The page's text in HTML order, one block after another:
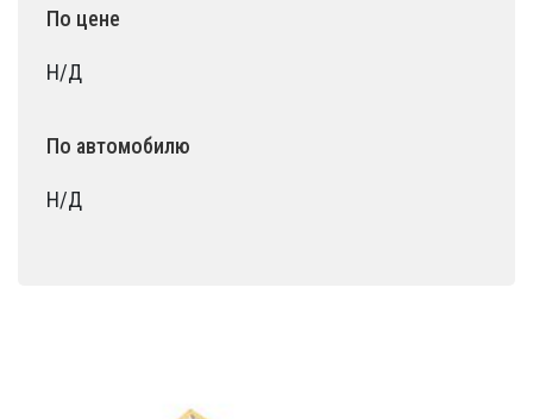
По цене
Н/Д
По автомобилю
Н/Д